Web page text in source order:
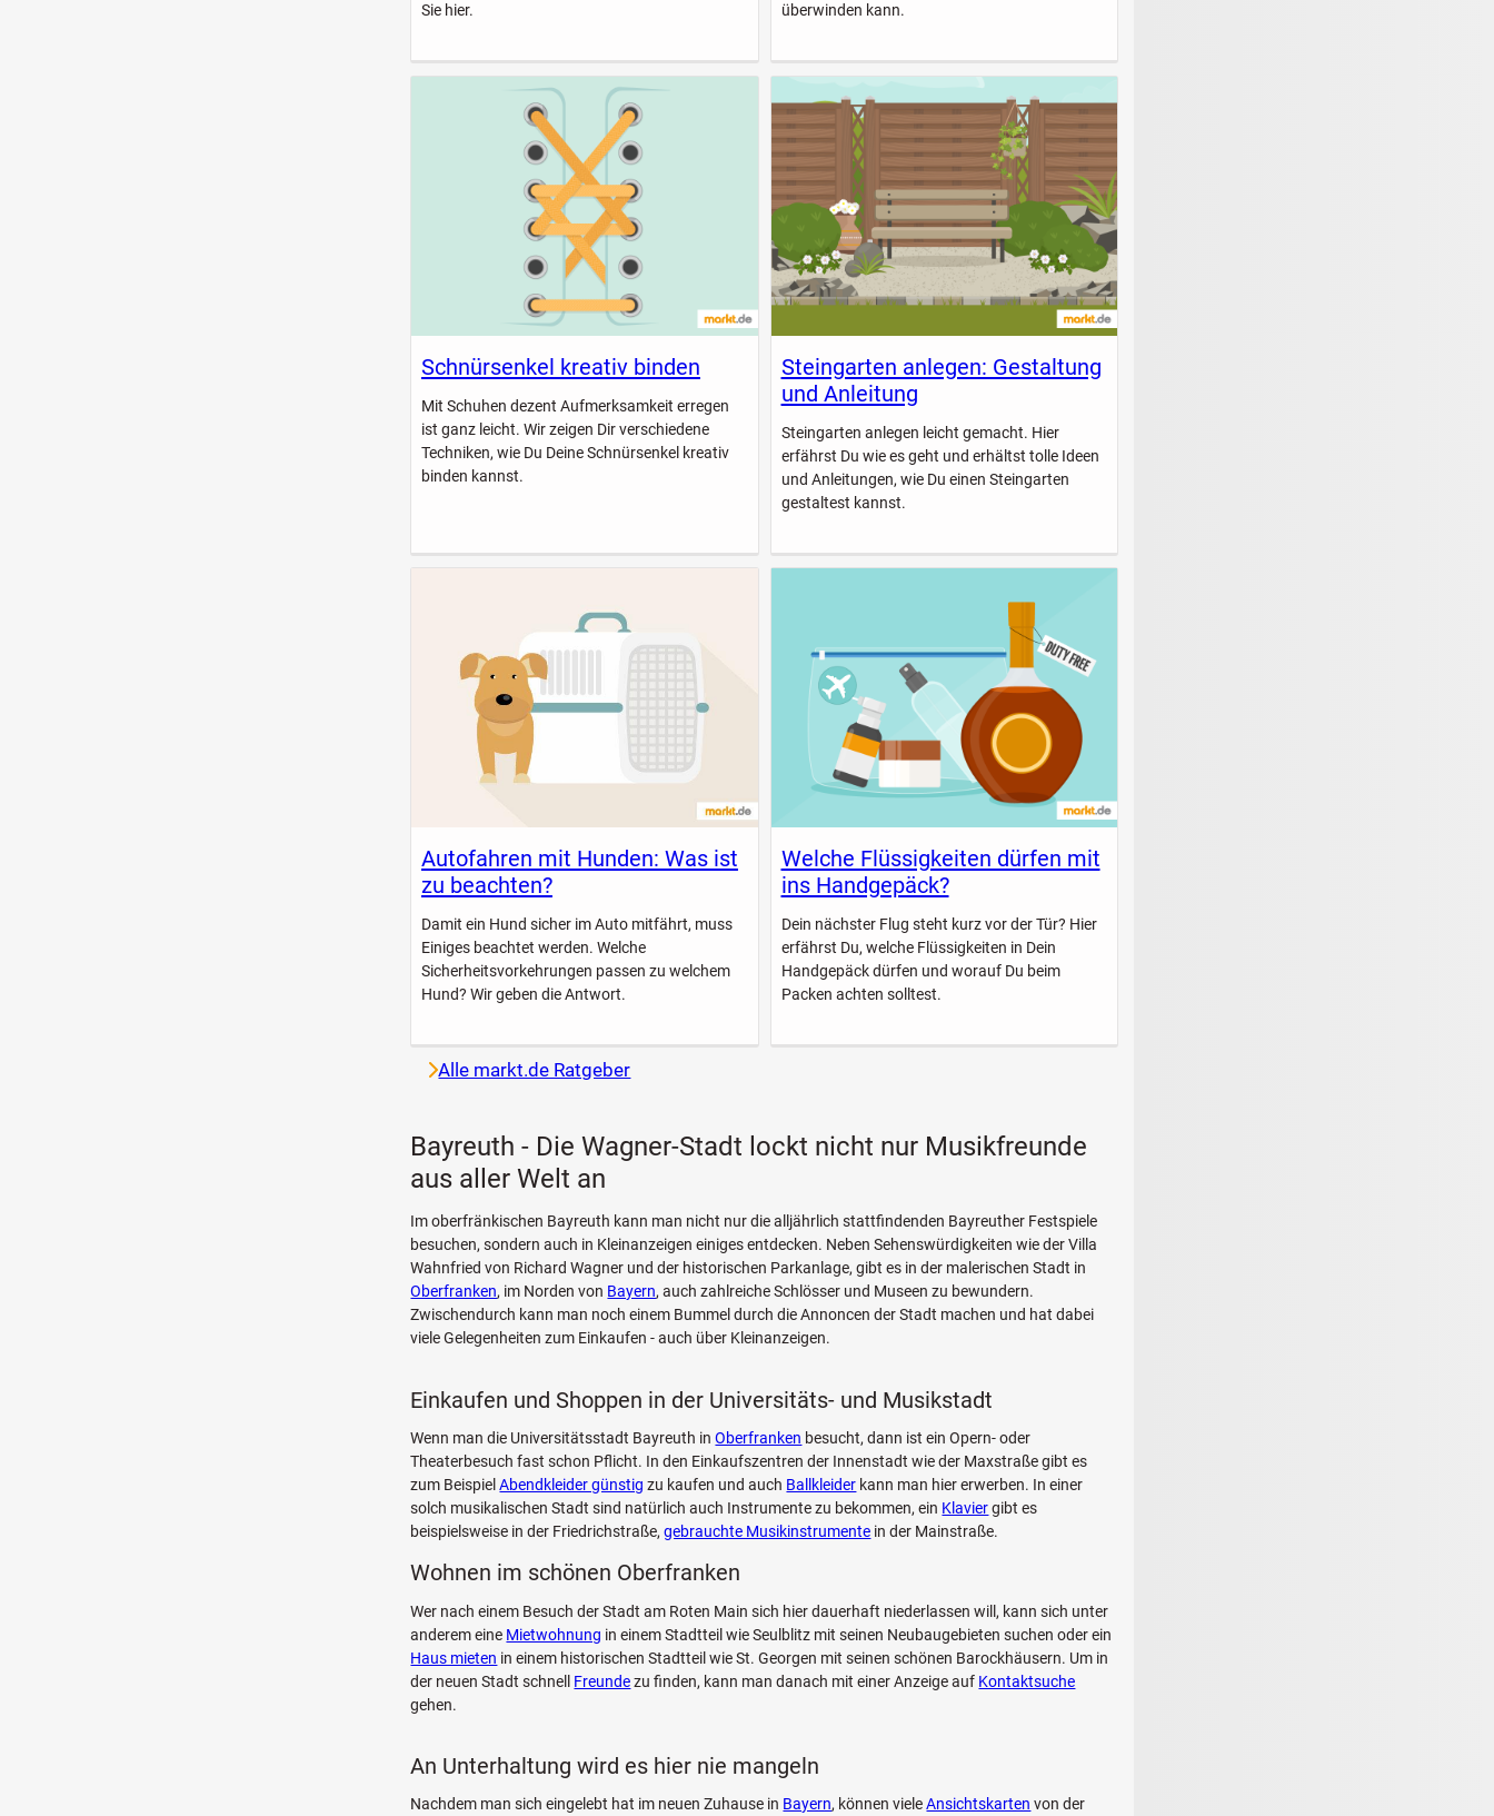
Sie hier.
überwinden kann.
Schnürsenkel kreativ binden
Mit Schuhen dezent Aufmerksamkeit erregen
ist ganz leicht. Wir zeigen Dir verschiedene
Techniken, wie Du Deine Schnürsenkel kreativ
binden kannst.
Steingarten anlegen: Gestaltung
und Anleitung
Steingarten anlegen leicht gemacht. Hier
erfährst Du wie es geht und erhältst tolle Ideen
und Anleitungen, wie Du einen Steingarten
gestaltest kannst.
Autofahren mit Hunden: Was ist
zu beachten?
Damit ein Hund sicher im Auto mitfährt, muss
Einiges beachtet werden. Welche
Sicherheitsvorkehrungen passen zu welchem
Hund? Wir geben die Antwort.
Welche Flüssigkeiten dürfen mit
ins Handgepäck?
Dein nächster Flug steht kurz vor der Tür? Hier
erfährst Du, welche Flüssigkeiten in Dein
Handgepäck dürfen und worauf Du beim
Packen achten solltest.
Alle markt.de Ratgeber
Bayreuth - Die Wagner-Stadt lockt nicht nur Musikfreunde
aus aller Welt an
Im oberfränkischen Bayreuth kann man nicht nur die alljährlich stattfindenden Bayreuther Festspiele
besuchen, sondern auch in Kleinanzeigen einiges entdecken. Neben Sehenswürdigkeiten wie der Villa
Wahnfried von Richard Wagner und der historischen Parkanlage, gibt es in der malerischen Stadt in
Oberfranken, im Norden von Bayern, auch zahlreiche Schlösser und Museen zu bewundern.
Zwischendurch kann man noch einem Bummel durch die Annoncen der Stadt machen und hat dabei
viele Gelegenheiten zum Einkaufen - auch über Kleinanzeigen.
Einkaufen und Shoppen in der Universitäts- und Musikstadt
Wenn man die Universitätsstadt Bayreuth inOberfranken besucht, dann ist ein Opern- oder
Theaterbesuch fast schon Pflicht. In den Einkaufszentren der Innenstadt wie der Maxstraße gibt es
zum BeispielAbendkleider günstig zu kaufen und auch Ballkleider kann man hier erwerben. In einer
solch musikalischen Stadt sind natürlich auch Instrumente zu bekommen, ein Klaviergibt es
beispielsweise in der Friedrichstraße,gebrauchte Musikinstrumente in der Mainstraße.
Wohnen im schönen Oberfranken
Wer nach einem Besuch der Stadt am Roten Main sich hier dauerhaft niederlassen will, kann sich unter
anderem eine Mietwohnung in einem Stadtteil wie Seulblitz mit seinen Neubaugebieten suchen oder ein
Haus mieten in einem historischen Stadtteil wie St. Georgen mit seinen schönen Barockhäusern. Um in
der neuen Stadt schnell Freundezu finden, kann man danach mit einer Anzeige auf Kontaktsuche
gehen.
An Unterhaltung wird es hier nie mangeln
Nachdem man sich eingelebt hat im neuen Zuhause in Bayern, können vieleAnsichtskarten von der